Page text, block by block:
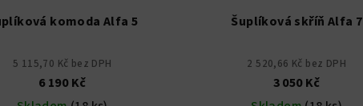
komoda Alfa 5
5 115,70 Kč bez DPH
6 190 Kč
Šuplíková skříň Alfa 7
2 520,66 Kč bez DPH
3 050 Kč